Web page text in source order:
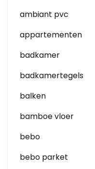
ambiant pvc
appartementen
badkamer
badkamertegels
balken
bamboe vloer
bebo
bebo parket